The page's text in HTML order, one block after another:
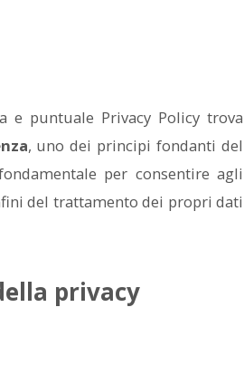
e puntuale Privacy Policy trova
, uno dei principi fondanti del
per consentire agli
del trattamento dei propri dati
privacy